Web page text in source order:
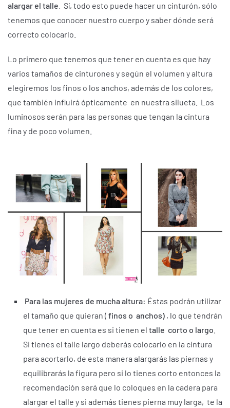
alargar el talle . Sí, todo esto puede hacer un cinturón, sólo
tenemos que conocer nuestro cuerpo y saber dónde será
correcto colocarlo.
Lo primero que tenemos que tener en cuenta es que hay
varios tamaños de cinturones y según el volumen y altura
elegiremos los finos o los anchos, además de los colores,
que también influirá ópticamente en nuestra silueta. Los
luminosos serán para las personas que tengan la cintura
fina y de poco volumen.
Para las mujeres de mucha altura: Éstas podrán utilizar
el tamaño que quieran ( finos o anchos) , lo que tendrán
que tener en cuenta es si tienen el talle corto o largo
Si tienes el talle largo deberás colocarlo en la cintura
para acortarlo, de esta manera alargarás las piernas y
equilibrarás la figura pero si lo tienes corto entonces la
recomendación será que lo coloques en la cadera para
alargar el talle y si además tienes pierna muy larga, te la